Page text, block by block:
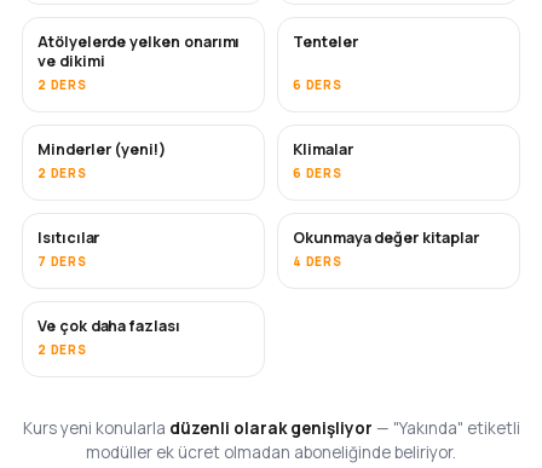
YAKINDA
Atölyelerde yelken onarımı
ve dikimi
2 DERS
Tenteler
6 DERS
Minderler (yeni!)
2 DERS
YAKINDA
Klimalar
6 DERS
YAKINDA
Isıtıcılar
7 DERS
YAKINDA
Okunmaya değer kitaplar
4 DERS
YAKINDA
Ve çok daha fazlası
2 DERS
Kurs yeni konularla düzenli olarak genişliyor — "Yakında" etiketli
modüller ek ücret olmadan aboneliğinde beliriyor.